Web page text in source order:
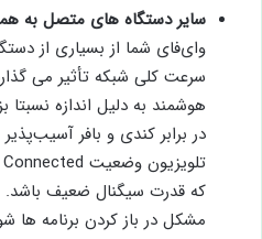
سایر دستگاه‌ های متصل به
وای‌فای ​​شما از بسیاری از
سرعت کلی شبکه تأثیر می‌
هوشمند به دلیل اندازه نسبتا
در برابر کندی و بافر
که قدرت سیگنال ضعیف باشد.
مشکل در باز کردن برنامه ‌ها